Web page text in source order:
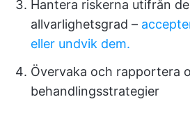
Hantera riskerna utifrån
allvarlighetsgrad –
eller undvik dem.
Övervaka och rapportera
behandlingsstrategier